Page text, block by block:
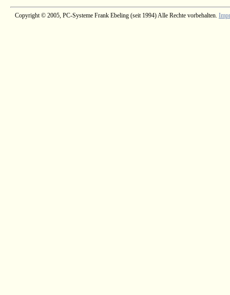
Copyright © 2005, PC-Systeme Frank Ebeling (seit 1994) Alle Rechte vorbehalten.